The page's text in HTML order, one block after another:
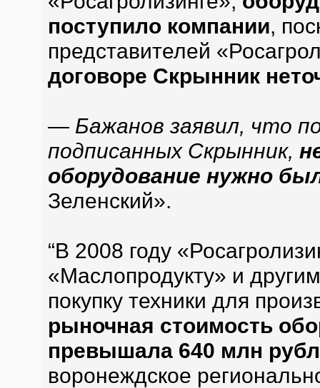
поступило компании,
представителей
договоре Скрынник
— Бажанов заявил, что
подписанных Скрынник,
оборудование нужно
Зеленский».
“В 2008 году
«Маслопродукту» и
покупку техники для
рыночная стоимость
превышала 640 млн
воронеждское